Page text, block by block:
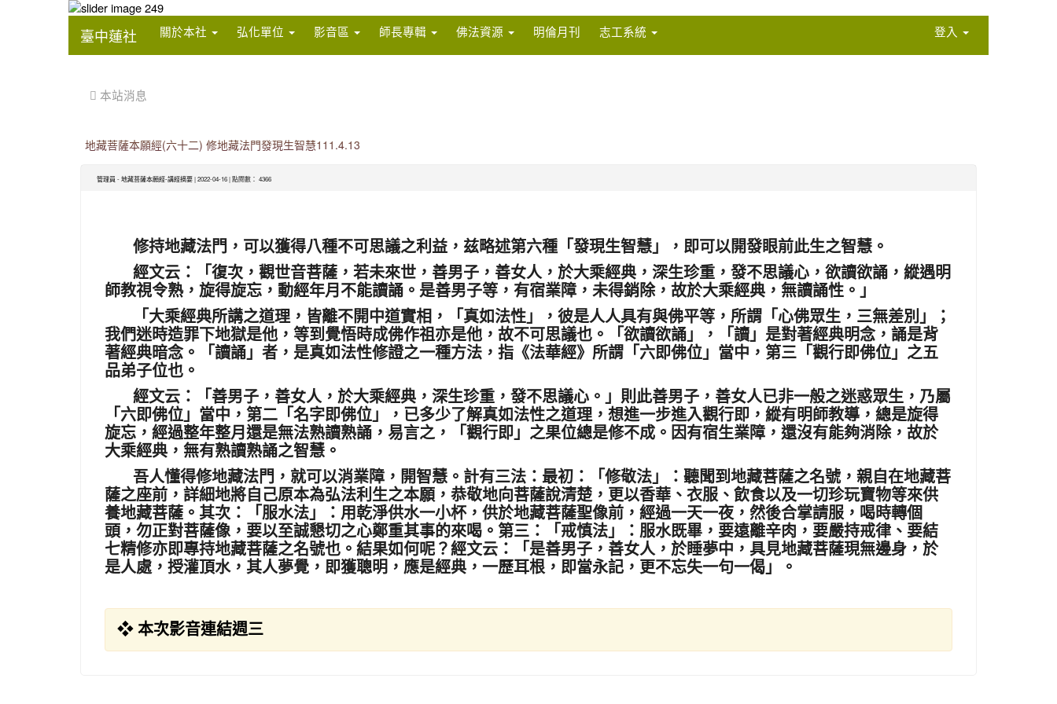
臺中蓮社 關於本社 弘化單位 影音區 師長專輯 佛法資源 明倫月刊 志工系統 登入
 本站消息
地藏菩薩本願經(六十二) 修地藏法門發現生智慧111.4.13
管理員 -地藏菩薩本願經-講經摘要| 2022-04-16 | 點閱數： 4366
修持地藏法門，可以獲得八種不可思議之利益，兹略述第六種「發現生智慧」，即可以開發眼前此生之智慧。
經文云：「復次，觀世音菩薩，若未來世，善男子，善女人，於大乘經典，深生珍重，發不思議心，欲讀欲誦，縱遇明
師教視令熟，旋得旋忘，動經年月不能讀誦。是善男子等，有宿業障，未得銷除，故於大乘經典，無讀誦性。」
「大乘經典所講之道理，皆離不開中道實相，「真如法性」，彼是人人具有與佛平等，所謂「心佛眾生，三無差別」；
我們迷時造罪下地獄是他，等到覺悟時成佛作祖亦是他，故不可思議也。「欲讀欲誦」，「讀」是對著經典明念，誦是背
著經典暗念。「讀誦」者，是真如法性修證之一種方法，指《法華經》所謂「六即佛位」當中，第三「觀行即佛位」之五
品弟子位也。
經文云：「善男子，善女人，於大乘經典，深生珍重，發不思議心。」則此善男子，善女人已非一般之迷惑眾生，乃屬
「六即佛位」當中，第二「名字即佛位」，已多少了解真如法性之道理，想進一步進入觀行即，縱有明師教導，總是旋得
旋忘，經過整年整月還是無法熟讀熟誦，易言之，「觀行即」之果位總是修不成。因有宿生業障，還沒有能夠消除，故於
大乘經典，無有熟讀熟誦之智慧。
吾人懂得修地藏法門，就可以消業障，開智慧。計有三法：最初：「修敬法」：聽聞到地藏菩薩之名號，親自在地藏菩
薩之座前，詳細地將自己原本為弘法利生之本願，恭敬地向菩薩說清楚，更以香華、衣服、飲食以及一切珍玩寶物等來供
養地藏菩薩。其次：「服水法」：用乾淨供水一小杯，供於地藏菩薩聖像前，經過一天一夜，然後合掌請服，喝時轉個
頭，勿正對菩薩像，要以至誠懇切之心鄭重其事的來喝。第三：「戒慎法」：服水既畢，要遠離辛肉，要嚴持戒律、要結
七精修亦即專持地藏菩薩之名號也。結果如何呢？經文云：「是善男子，善女人，於睡夢中，具見地藏菩薩現無邊身，於
是人處，授灌頂水，其人夢覺，即獲聰明，應是經典，一歷耳根，即當永記，更不忘失一句一偈」。
❖ 本次影音連結週三